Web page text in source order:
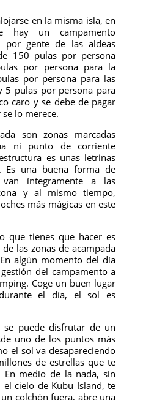
en la misma isla, en
hay un campamento
por gente de las aldeas
150 pulas por persona
por persona para la
por persona para las
5 pulas por persona para
caro y se debe de pagar
lo merece.
son zonas marcadas
ni punto de corriente
es unas letrinas
Es una buena forma de
íntegramente a las
y al mismo tiempo,
más mágicas en este
que tienes que hacer es
las zonas de acampada
algún momento del día
del campamento a
Coge un buen lugar
el día, el sol es
se puede disfrutar de un
uno de los puntos más
el sol va desapareciendo
de estrellas que te
medio de la nada, sin
cielo de Kubu Island, te
colchón fuera, abre una